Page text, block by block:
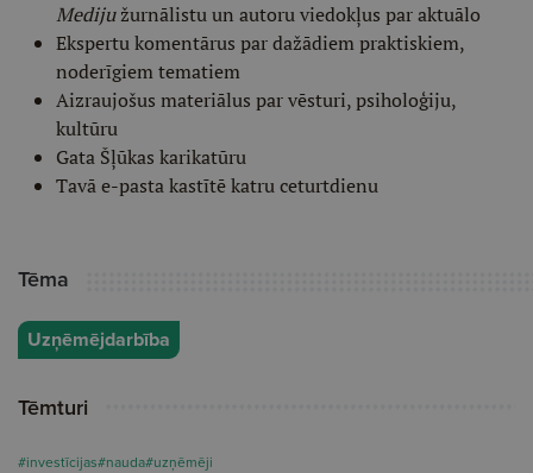
Medijužurnālistu un autoru viedokļus par aktuālo
Ekspertu komentārus par dažādiem praktiskiem,
noderīgiem tematiem
Aizraujošus materiālus par vēsturi, psiholoģiju,
kultūru
Gata Šļūkas karikatūru
Tavā e-pasta kastītē katru ceturtdienu
Tēma
Uzņēmējdarbība
Tēmturi
#investīcijas#nauda#uzņēmēji